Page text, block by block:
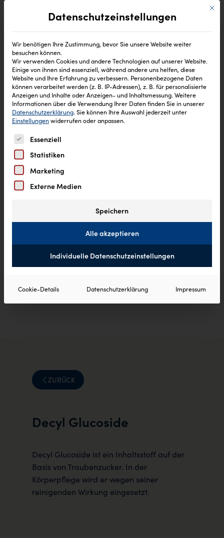
ZURÜCK
Decyl Glucoside
Decyl Glucoside ist ein Inhaltsstoff auf der
Basis von Traubenzucker. In der
Körperpflege wird er wegen seiner
reinigenden Wirkung eingesetzt.
Mit
Datenschutzeinstellungen
Wir benötigen Ihre Zustimmung, bevor Sie unsere Website weiter
besuchen können.
Wir verwenden Cookies und andere Technologien auf unserer Website.
Einige von ihnen sind essenziell, während andere uns helfen, diese
Website und Ihre Erfahrung zu verbessern. Personenbezogene Daten
können verarbeitet werden (z. B. IP-Adressen), z. B. für personalisierte
Anzeigen und Inhalte oder Anzeigen- und Inhaltsmessung. Weitere
Informationen über die Verwendung Ihrer Daten finden Sie in unserer
Datenschutzerklärung. Sie können Ihre Auswahl jederzeit unter
Einstellungenwiderrufen oder anpassen.
Es folgt eine Liste der Service-Gruppen, für die eine
Essenziell
Statistiken
Marketing
Externe Medien
Speichern
Alle akzeptieren
Individuelle Datenschutzeinstellungen
Cookie-Details Datenschutzerklärung Impressum